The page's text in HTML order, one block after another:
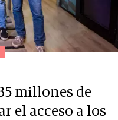
millones de
el acceso a los